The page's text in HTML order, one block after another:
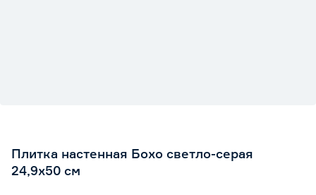
Плитка настенная Бохо светло-серая
24,9х50 см